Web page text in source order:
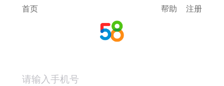
首页 帮助 注册